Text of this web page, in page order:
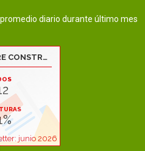
diario durante último mes